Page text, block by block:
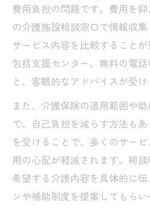
費用負担の問題です。費用を
の介護施設相談窓口で情報収
サービス内容を比較すること
包括支援センター、無料の電
と、客観的なアドバイスが受け
また、介護保険の適用範囲や
で、自己負担を減らす方法も
を受けることで、多くのサー
用の心配が軽減されます。相
希望する介護内容を具体的に
ンや補助制度を提案してもらい